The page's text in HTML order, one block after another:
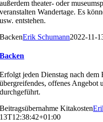
außerdem theater- oder
veranstalten Wandertage. Es
usw. entstehen.
BackenErik Schumann2022-11-
Backen
Erfolgt jeden Dienstag nach dem
übergreifendes, offenes
durchgeführt.
Beitragsübernahme Kitakosten
13T12:38:42+01:00